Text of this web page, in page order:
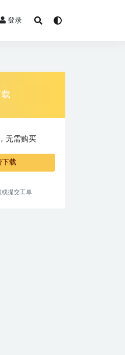
登录
无需购买
下载
或提交工单